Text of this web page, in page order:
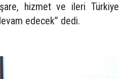
hizmet ve ileri Türkiye
edecek” dedi.